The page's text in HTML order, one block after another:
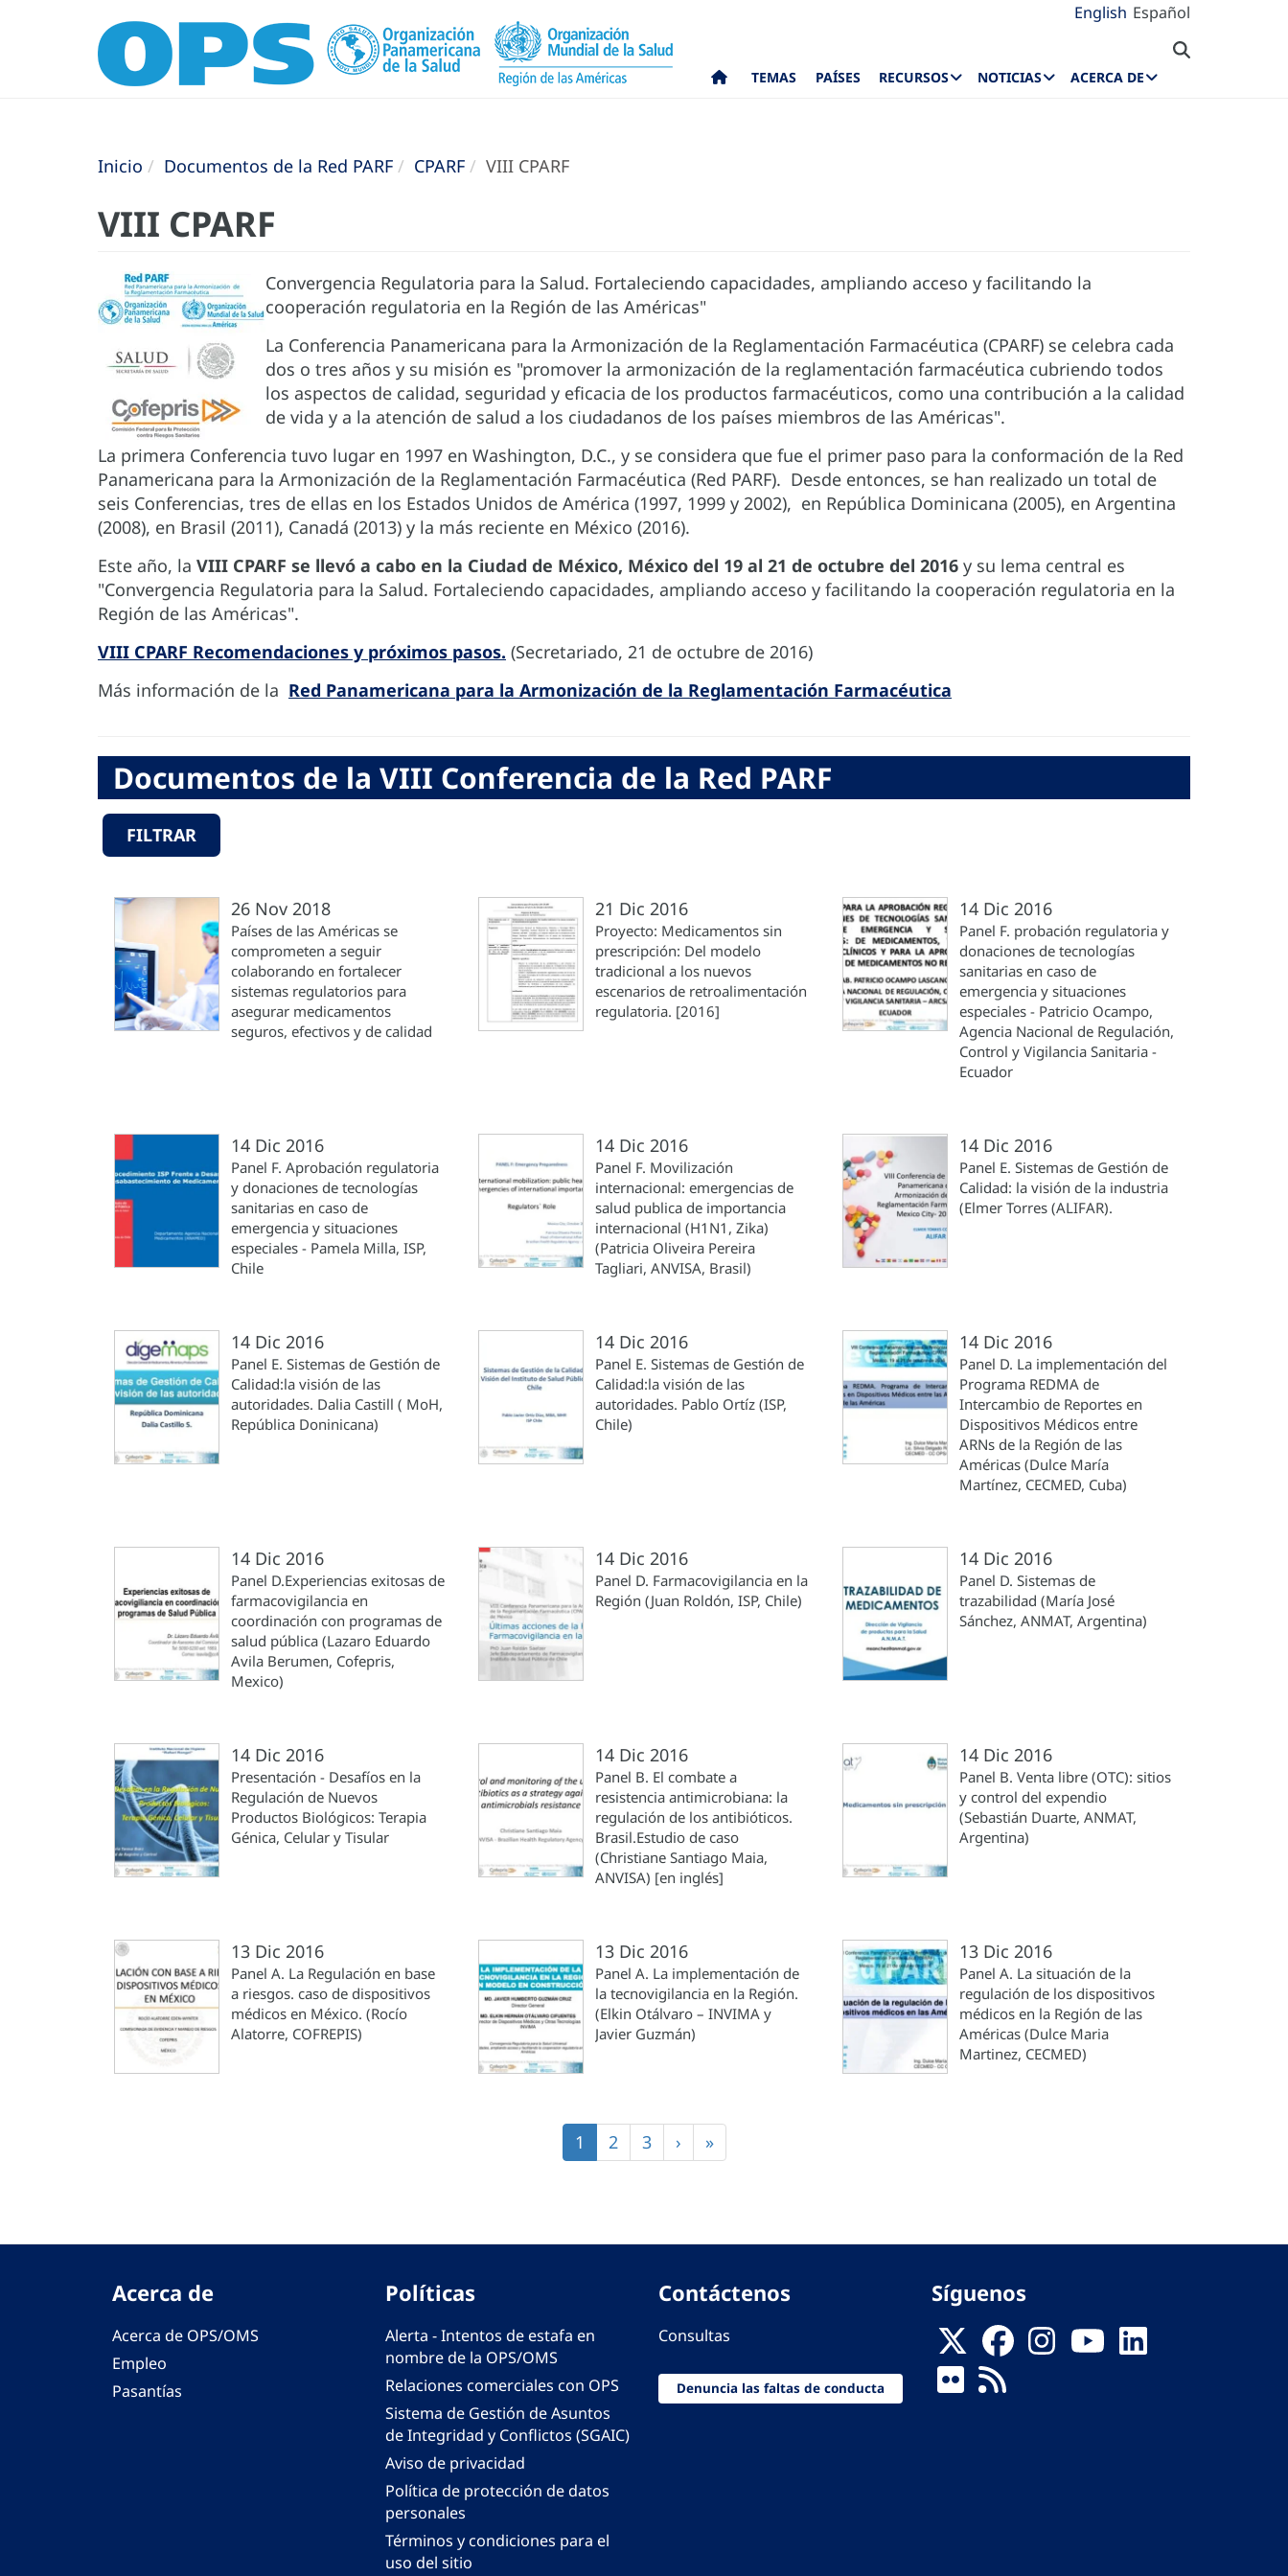
English Español
TEMAS PAÍSES RECURSOS NOTICIAS ACERCA DE
Inicio Documentos de la Red PARF CPARF VIII CPARF
VIII CPARF
Convergencia Regulatoria para la Salud. Fortaleciendo capacidades, ampliando acceso y facilitando la
cooperación regulatoria en la Región de las Américas"
La Conferencia Panamericana para la Armonización de la Reglamentación Farmacéutica (CPARF) se celebra cada
dos o tres años y su misión es "promover la armonización de la reglamentación farmacéutica cubriendo todos
los aspectos de calidad, seguridad y eficacia de los productos farmacéuticos, como una contribución a la calidad
de vida y a la atención de salud a los ciudadanos de los países miembros de las Américas".
La primera Conferencia tuvo lugar en 1997 en Washington, D.C., y se considera que fue el primer paso para la conformación de la Red
Panamericana para la Armonización de la Reglamentación Farmacéutica (Red PARF). Desde entonces, se han realizado un total de
seis Conferencias, tres de ellas en los Estados Unidos de América (1997, 1999 y 2002), en República Dominicana (2005), en Argentina
(2008), en Brasil (2011), Canadá (2013) y la más reciente en México (2016).
Este año, la VIII CPARF se llevó a cabo en la Ciudad de México, México del 19 al 21 de octubre del 2016 y su lema central es
"Convergencia Regulatoria para la Salud. Fortaleciendo capacidades, ampliando acceso y facilitando la cooperación regulatoria en la
Región de las Américas".
VIII CPARF Recomendaciones y próximos pasos. (Secretariado, 21 de octubre de 2016)
Más información de la Red Panamericana para la Armonización de la Reglamentación Farmacéutica
Documentos de la VIII Conferencia de la Red PARF
FILTRAR
26 Nov 2018
Países de las Américas se
comprometen a seguir
colaborando en fortalecer
sistemas regulatorios para
asegurar medicamentos
seguros, efectivos y de calidad
21 Dic 2016
Proyecto: Medicamentos sin
prescripción: Del modelo
tradicional a los nuevos
escenarios de retroalimentación
regulatoria. [2016]
14 Dic 2016
Panel F. probación regulatoria y
donaciones de tecnologías
sanitarias en caso de
emergencia y situaciones
especiales - Patricio Ocampo,
Agencia Nacional de Regulación,
Control y Vigilancia Sanitaria -
Ecuador
14 Dic 2016
Panel F. Aprobación regulatoria
y donaciones de tecnologías
sanitarias en caso de
emergencia y situaciones
especiales - Pamela Milla, ISP,
Chile
14 Dic 2016
Panel F. Movilización
internacional: emergencias de
salud publica de importancia
internacional (H1N1, Zika)
(Patricia Oliveira Pereira
Tagliari, ANVISA, Brasil)
14 Dic 2016
Panel E. Sistemas de Gestión de
Calidad: la visión de la industria
(Elmer Torres (ALIFAR).
14 Dic 2016
Panel E. Sistemas de Gestión de
Calidad:la visión de las
autoridades. Dalia Castill ( MoH,
República Doninicana)
14 Dic 2016
Panel E. Sistemas de Gestión de
Calidad:la visión de las
autoridades. Pablo Ortíz (ISP,
Chile)
14 Dic 2016
Panel D. La implementación del
Programa REDMA de
Intercambio de Reportes en
Dispositivos Médicos entre
ARNs de la Región de las
Américas (Dulce María
Martínez, CECMED, Cuba)
14 Dic 2016
Panel D.Experiencias exitosas de
farmacovigilancia en
coordinación con programas de
salud pública (Lazaro Eduardo
Avila Berumen, Cofepris,
Mexico)
14 Dic 2016
Panel D. Farmacovigilancia en la
Región (Juan Roldón, ISP, Chile)
14 Dic 2016
Panel D. Sistemas de
trazabilidad (María José
Sánchez, ANMAT, Argentina)
14 Dic 2016
Presentación - Desafíos en la
Regulación de Nuevos
Productos Biológicos: Terapia
Génica, Celular y Tisular
14 Dic 2016
Panel B. El combate a
resistencia antimicrobiana: la
regulación de los antibióticos.
Brasil.Estudio de caso
(Christiane Santiago Maia,
ANVISA) [en inglés]
14 Dic 2016
Panel B. Venta libre (OTC): sitios
y control del expendio
(Sebastián Duarte, ANMAT,
Argentina)
13 Dic 2016
Panel A. La Regulación en base
a riesgos. caso de dispositivos
médicos en México. (Rocío
Alatorre, COFREPIS)
13 Dic 2016
Panel A. La implementación de
la tecnovigilancia en la Región.
(Elkin Otálvaro – INVIMA y
Javier Guzmán)
13 Dic 2016
Panel A. La situación de la
regulación de los dispositivos
médicos en la Región de las
Américas (Dulce Maria
Martinez, CECMED)
Página
actual
1 Página
2 Página
3
Siguiente
página
›
Última
página
»
Acerca de
Acerca de OPS/OMS
Empleo
Pasantías
Políticas
Alerta - Intentos de estafa en
nombre de la OPS/OMS
Relaciones comerciales con OPS
Sistema de Gestión de Asuntos
de Integridad y Conflictos (SGAIC)
Aviso de privacidad
Política de protección de datos
personales
Términos y condiciones para el
uso del sitio
Contáctenos
Consultas
Denuncia las faltas de conducta
Síguenos